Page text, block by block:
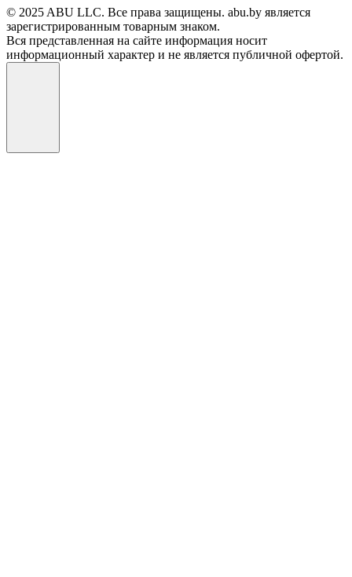
© 2025 ABU LLC. Все права защищены. abu.by является
зарегистрированным товарным знаком.
Вся представленная на сайте информация носит
информационный характер и не является публичной офертой.